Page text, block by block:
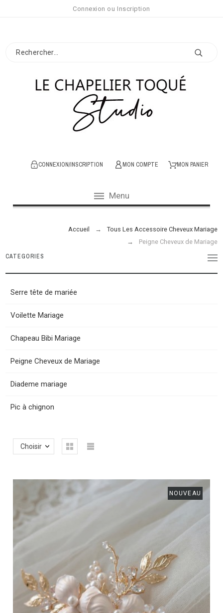
Connexion ou Inscription
CONNEXION/INSCRIPTION MON COMPTE MON PANIER
Menu
Accueil
Tous Les Accessoire Cheveux Mariage
Peigne Cheveux de Mariage
CATEGORIES
Serre tête de mariée
Voilette Mariage
Chapeau Bibi Mariage
Peigne Cheveux de Mariage
Diademe mariage
Pic à chignon
Choisir
NOUVEAU